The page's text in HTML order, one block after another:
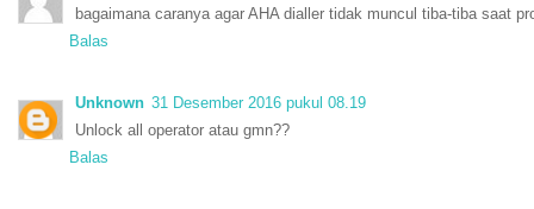
bagaimana caranya agar AHA dialler tidak muncul tiba-tiba saat
Balas
Unknown 31 Desember 2016 pukul 08.19
Unlock all operator atau gmn??
Balas